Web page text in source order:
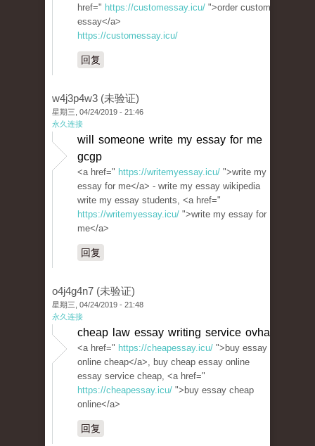
href=" https://customessay.icu/ ">order custom
essay</a>
https://customessay.icu/
回复
w4j3p4w3 (未验证)
星期三, 04/24/2019 - 21:46
永久连接
will someone write my essay for me
gcgp
<a href=" https://writemyessay.icu/ ">write my
essay for me</a> - write my essay wikipedia
write my essay students, <a href="
https://writemyessay.icu/ ">write my essay for
me</a>
回复
o4j4g4n7 (未验证)
星期三, 04/24/2019 - 21:48
永久连接
cheap law essay writing service ovha
<a href=" https://cheapessay.icu/ ">buy essay
online cheap</a>, buy cheap essay online
essay service cheap, <a href="
https://cheapessay.icu/ ">buy essay cheap
online</a>
回复